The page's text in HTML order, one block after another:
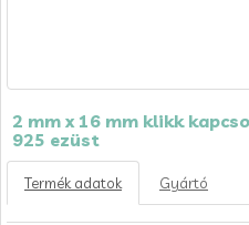
2 mm x 16 mm klikk
925 ezüst
Termék adatok Gyártó